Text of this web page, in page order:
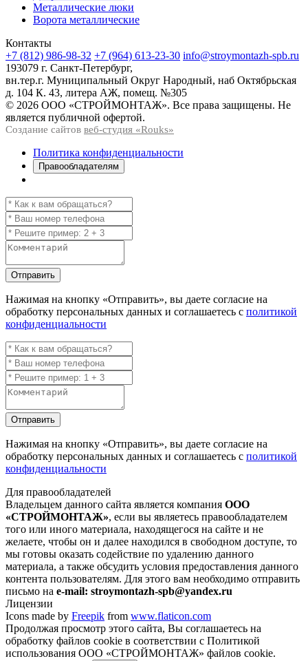
Металлические люки
Ворота металлические
Контакты
+7 (812) 986-98-32 +7 (964) 613-23-30 info@stroymontazh-spb.ru
193079 г. Санкт-Петербург,
вн.тер.г. Муниципальный Округ Народный, наб Октябрьская
д. 104 К. 43, литера АЖ, помещ. №305
© 2026 ООО «СТРОЙМОНТАЖ». Все права защищены. Не
является публичной офертой.
Создание сайтов веб-студия «Rouks»
Политика конфиденциальности
Правообладателям
Отправить
Нажимая на кнопку «Отправить», вы даете согласие на
обработку персональных данных и соглашаетесь с политикой
конфиденциальности
Отправить
Нажимая на кнопку «Отправить», вы даете согласие на
обработку персональных данных и соглашаетесь с политикой
конфиденциальности
Для правообладателей
Владельцем данного сайта является компания ООО
«СТРОЙМОНТАЖ», если вы являетесь правообладателем
того или иного материала, находящегося на сайте и не
желаете, чтобы он и далее находился в свободном доступе, то
мы готовы оказать содействие по удалению данного
материала, а также обсудить условия предоставления данного
контента пользователям. Для этого вам необходимо отправить
письмо на e-mail: stroymontazh-spb@yandex.ru
Лицензии
Icons made by Freepik from www.flaticon.com
Продолжая просмотр этого сайта, Вы соглашаетесь на
обработку файлов cookie в соответствии с Политикой
использования ООО «СТРОЙМОНТАЖ» файлов cookie.